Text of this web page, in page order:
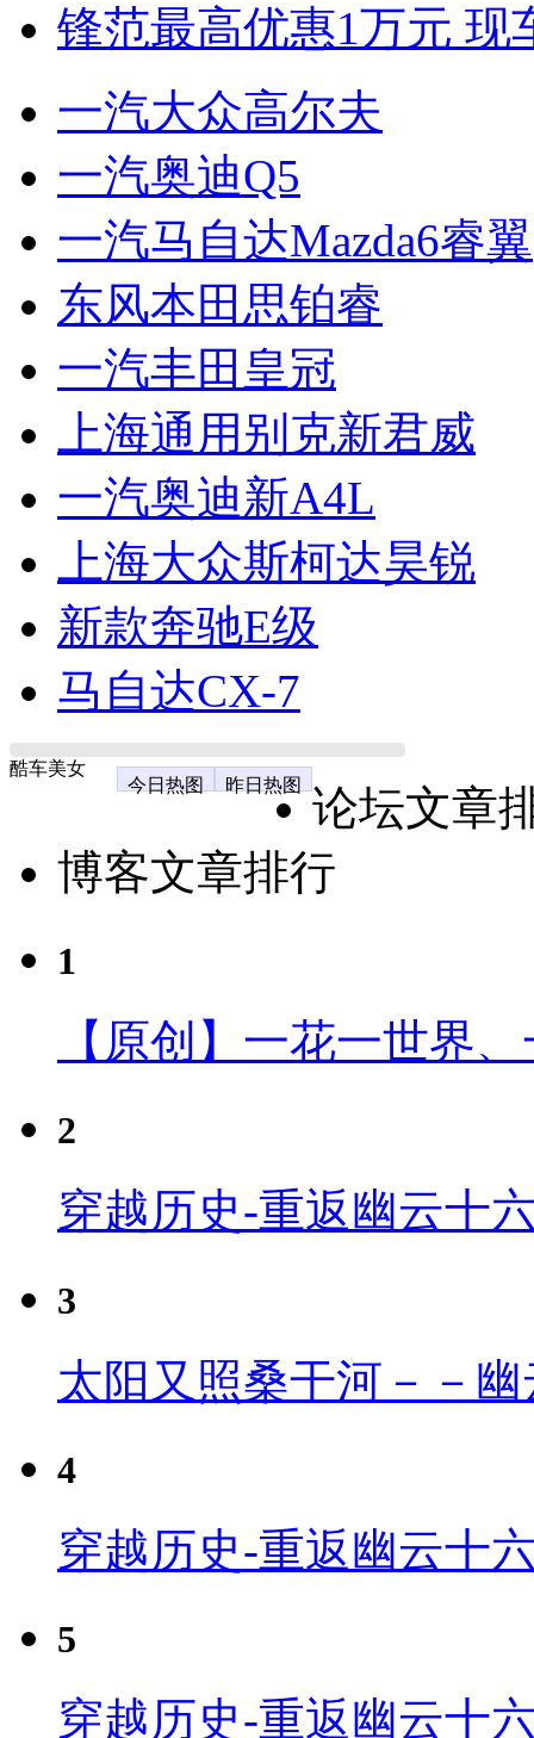
锋范最高优惠1万元 现
一汽大众高尔夫
一汽奥迪Q5
一汽马自达Mazda6睿翼
东风本田思铂睿
一汽丰田皇冠
上海通用别克新君威
一汽奥迪新A4L
上海大众斯柯达昊锐
新款奔驰E级
马自达CX-7
酷车美女
今日热图
昨日热图
论坛文章
博客文章排行
1
【原创】一花一世界
2
穿越历史-重返幽云十
3
太阳又照桑干河－－
4
穿越历史-重返幽云十
5
穿越历史-重返幽云十